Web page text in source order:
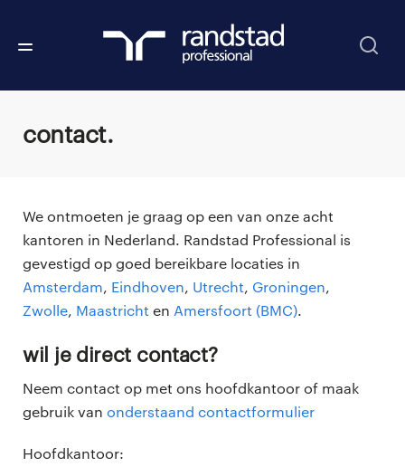
contact.
We ontmoeten je graag op een van onze acht
kantoren in Nederland. Randstad Professional is
gevestigd op goed bereikbare locaties in
Amsterdam, Eindhoven, Utrecht, Groningen,
Zwolle, Maastricht en Amersfoort (BMC).
wil je direct contact?
Neem contact op met ons hoofdkantoor of maak
gebruik van onderstaand contactformulier
Hoofdkantoor: